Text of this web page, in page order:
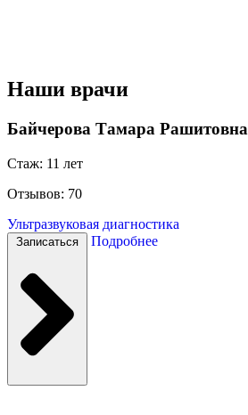
Наши врачи
Байчерова Тамара Рашитовна
Стаж: 11 лет
Отзывов: 70
Ультразвуковая диагностика
Записаться Подробнее